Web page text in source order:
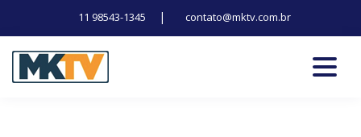
11 98543-1345 | contato@mktv.com.br
content